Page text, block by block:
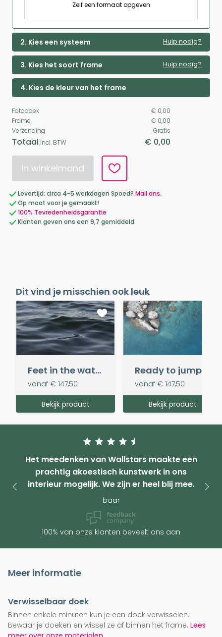
Zelf een formaat opgeven
2. Kies een systeem Hulp nodig?
3. Kies het soort frame Hulp nodig?
4. Kies de kleur van het frame
Fotodoek
€ 0,00
Frame
€ 0,00
Verzending
Gratis
Totaal incl. BTW € 0,00
In winkelmand
Levertijd: circa 4-5 werkdagen Spoed? Mail ons.
Op maat voor je gemaakt!
100% Tevredenheidsgarantie
Klanten geven ons een 9,7 gemiddeld
Dit vind je misschien ook leuk
Feet in the water
vanaf € 147,50
Bekijk product
vanaf € 147,50
Bekijk product
Het meedenken van Wallstars maakte een
prachtig akoestisch kunstwerk in ons
interieur mogelijk. We zijn er heel blij mee.
baar
100% van onze klanten beveelt ons aan
Meer informatie
Verwisselbaar doek
Binnen enkele minuten kun je een doek verwisselen.
Bewaar je doeken en wissel ze af binnen het frame. Lees